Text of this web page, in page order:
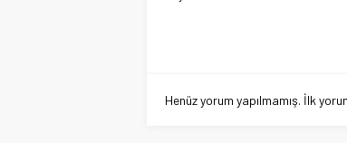
Henüz yorum yapılmamış. İlk